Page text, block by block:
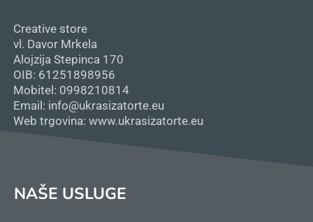
Creative store
vl. Davor Mrkela
Alojzija Stepinca 170
OIB: 61251898956
Mobitel: 0998210814
Email: info@ukrasizatorte.eu
Web trgovina: www.ukrasizatorte.eu
NAŠE USLUGE